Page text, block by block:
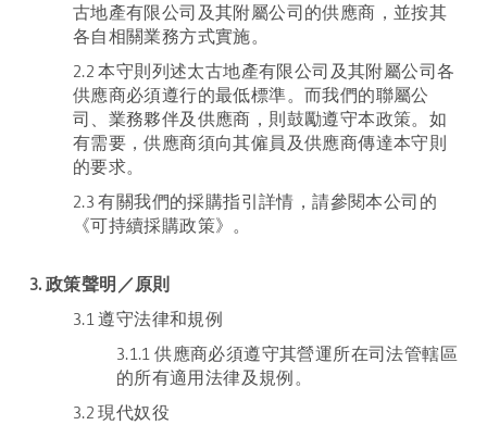
古地產有限公司及其附屬公司的供應商，並按其
各自相關業務方式實施。
2.2 本守則列述太古地產有限公司及其附屬公司各
供應商必須遵行的最低標準。而我們的聯屬公
司、業務夥伴及供應商，則鼓勵遵守本政策。如
有需要，供應商須向其僱員及供應商傳達本守則
的要求。
2.3 有關我們的採購指引詳情，請參閱本公司的
《可持續採購政策》。
3. 政策聲明／原則
3.1 遵守法律和規例
3.1.1 供應商必須遵守其營運所在司法管轄區
的所有適用法律及規例。
3.2 現代奴役